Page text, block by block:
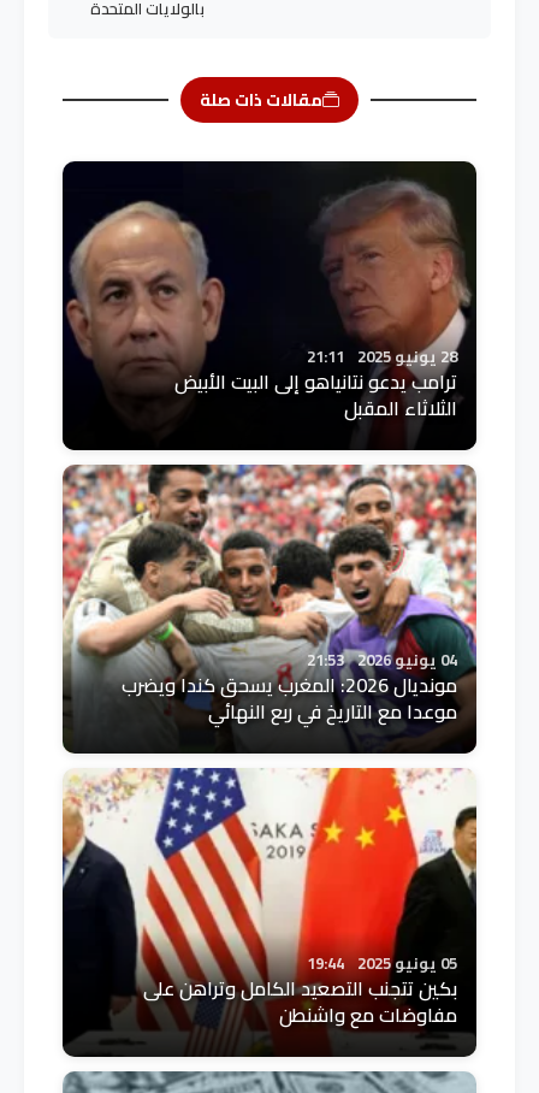
بالولايات المتحدة
مقالات ذات صلة
28 يونيو 2025 21:11
ترامب يدعو نتانياهو إلى البيت الأبيض
الثلاثاء المقبل
04 يونيو 2026 21:53
مونديال 2026: المغرب يسحق كندا ويضرب
موعدا مع التاريخ في ربع النهائي
05 يونيو 2025 19:44
بكين تتجنب التصعيد الكامل وتراهن على
مفاوضات مع واشنطن